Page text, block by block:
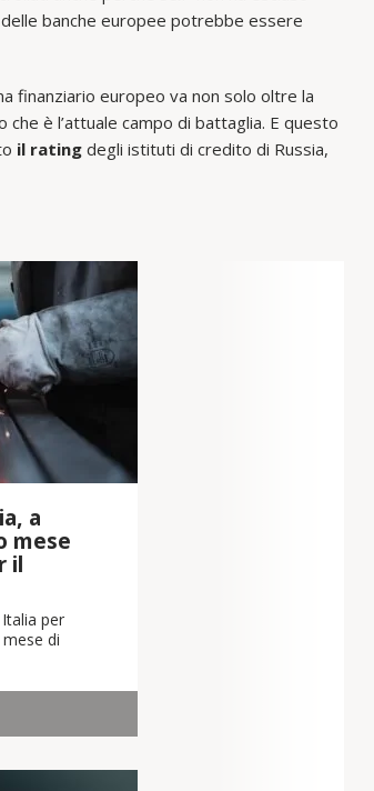
banche europee potrebbe essere
finanziario europeo va non solo oltre la
è l’attuale campo di battaglia. E questo
il rating degli istituti di credito di Russia,
a
mese
il
per
di